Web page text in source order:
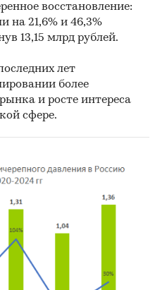
восстановление:
на 21,6% и 46,3%
13,15 млрд рублей.
лет
более
и росте интереса
сфере.